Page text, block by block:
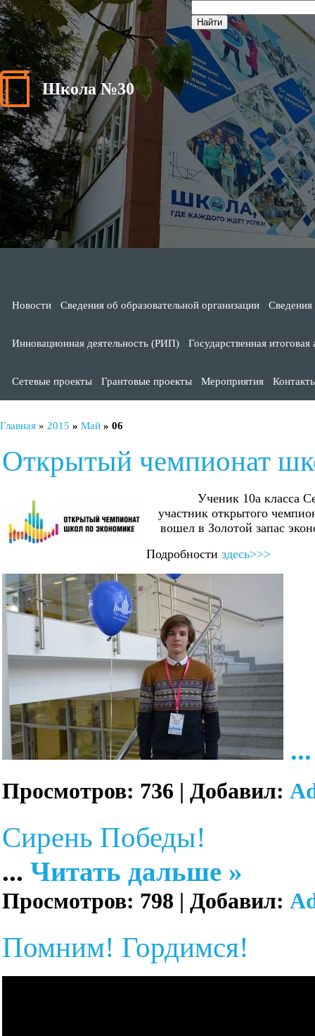
Школа №30
Новости Сведения об образовательной организации Сведения
Инновационная деятельность (РИП) Государственная итоговая
Сетевые проекты Грантовые проекты Мероприятия
Главная » 2015 » Май » 06
Открытый чемпионат
Ученик 10а класса
участник открытого
вошел в Золотой запас
Подробности здесь>>>
Просмотров: 736 | Добавил:
Сирень Победы!
... Читать дальше »
Просмотров: 798 | Добавил:
Помним! Гордимся!